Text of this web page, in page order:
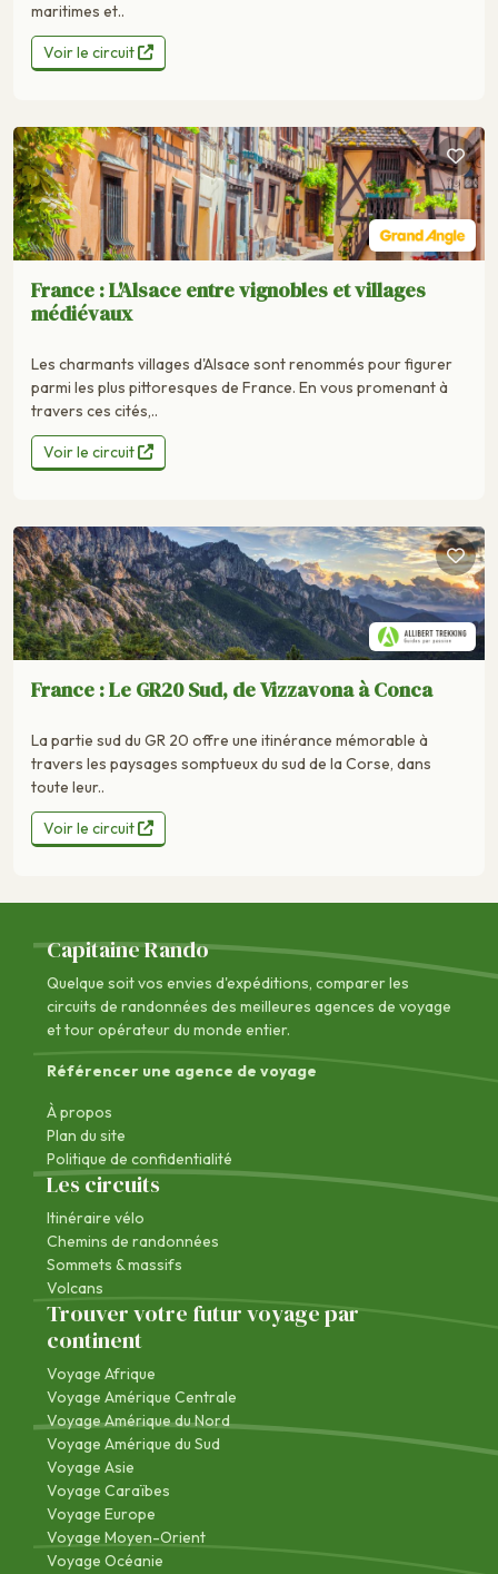
maritimes et..
Voir le circuit
France : L'Alsace entre vignobles et villages
médiévaux
Les charmants villages d'Alsace sont renommés pour figurer
parmi les plus pittoresques de France. En vous promenant à
travers ces cités,..
Voir le circuit
France : Le GR20 Sud, de Vizzavona à Conca
La partie sud du GR 20 offre une itinérance mémorable à
travers les paysages somptueux du sud de la Corse, dans
toute leur..
Voir le circuit
Capitaine Rando
Quelque soit vos envies d'expéditions, comparer les
circuits de randonnées des meilleures agences de voyage
et tour opérateur du monde entier.
Référencer une agence de voyage
À propos
Plan du site
Politique de confidentialité
Les circuits
Itinéraire vélo
Chemins de randonnées
Sommets & massifs
Volcans
Trouver votre futur voyage par
continent
Voyage Afrique
Voyage Amérique Centrale
Voyage Amérique du Nord
Voyage Amérique du Sud
Voyage Asie
Voyage Caraïbes
Voyage Europe
Voyage Moyen-Orient
Voyage Océanie